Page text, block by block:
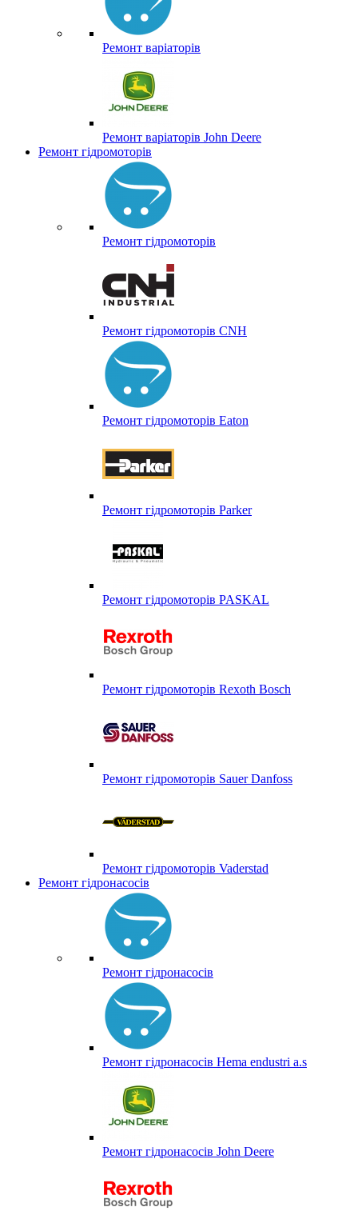
Ремонт варіаторів
Ремонт варіаторів John Deere
Ремонт гідромоторів
Ремонт гідромоторів
Ремонт гідромоторів CNH
Ремонт гідромоторів Eaton
Ремонт гідромоторів Parker
Ремонт гідромоторів PASKAL
Ремонт гідромоторів Rexoth Bosch
Ремонт гідромоторів Sauer Danfoss
Ремонт гідромоторів Vaderstad
Ремонт гідронасосів
Ремонт гідронасосів
Ремонт гідронасосів Hema endustri a.s
Ремонт гідронасосів John Deere